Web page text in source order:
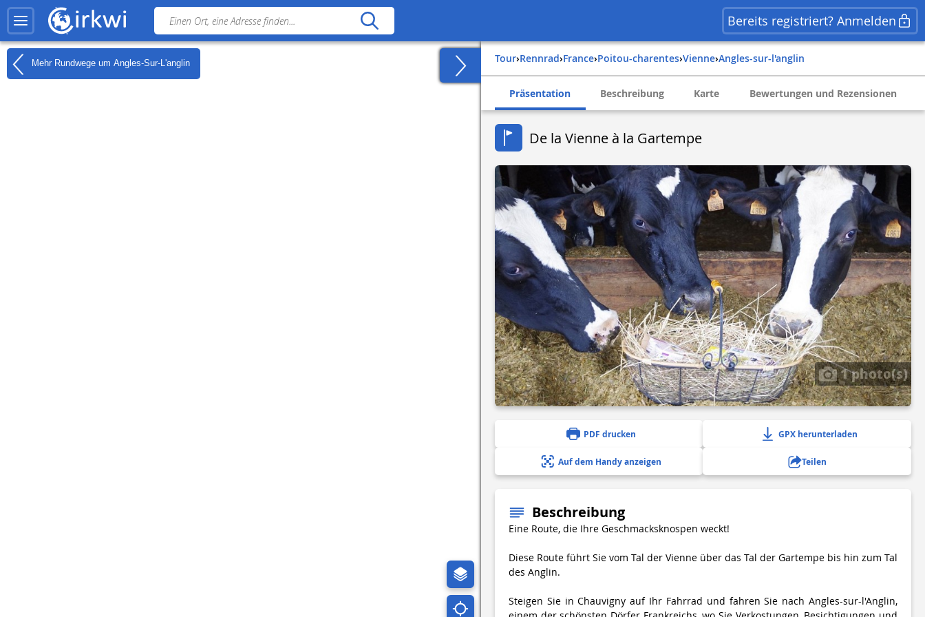
Bereits registriert? Anmelden
Mehr Rundwege um Angles-Sur-L'anglin Tour› Rennrad› france› poitou-charentes› vienne› angles-sur-l'anglin
Präsentation Beschreibung Karte Bewertungen und Rezensionen
De la Vienne à la Gartempe
1 photo(s)
PDF drucken GPX herunterladen
Auf dem Handy anzeigen Teilen
Beschreibung
Eine Route, die Ihre Geschmacksknospen weckt!
Diese Route führt Sie vom Tal der Vienne über das Tal der Gartempe bis hin zum Tal
des Anglin.
Steigen Sie in Chauvigny auf Ihr Fahrrad und fahren Sie nach Angles-sur-l'Anglin,